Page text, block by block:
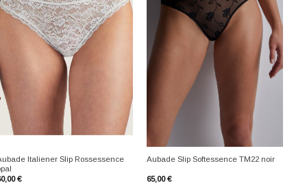
+
Italiener Slip Rossessence
€
Aubade Slip Softessence TM22 noir
65,00€